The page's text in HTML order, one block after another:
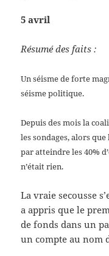
5 avril
Résumé des faits :
Un séisme de forte
séisme politique.
Depuis des mois la
les sondages, alors
par atteindre les 40%
n’était rien.
La vraie secousse
a appris que le
de fonds dans un
un compte au nom